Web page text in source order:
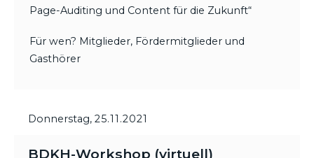
Page-Auditing und Content für die Zukunft“
Für wen? Mitglieder, Fördermitglieder und
Gasthörer
Donnerstag, 25.11.2021
BDKH-Workshop (virtuell)